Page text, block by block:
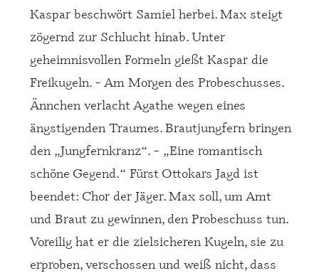
Kaspar beschwört Samiel herbei. Max steigt
zögernd zur Schlucht hinab. Unter
geheimnisvollen Formeln gießt Kaspar die
Freikugeln. – Am Morgen des Probeschusses.
Ännchen verlacht Agathe wegen eines
ängstigenden Traumes. Brautjungfern bringen
den „Jungfernkranz“. – „Eine romantisch
schöne Gegend.“ Fürst Ottokars Jagd ist
beendet: Chor der Jäger. Max soll, um Amt
und Braut zu gewinnen, den Probeschuss tun.
Voreilig hat er die zielsicheren Kugeln, sie zu
erproben, verschossen und weiß nicht, dass